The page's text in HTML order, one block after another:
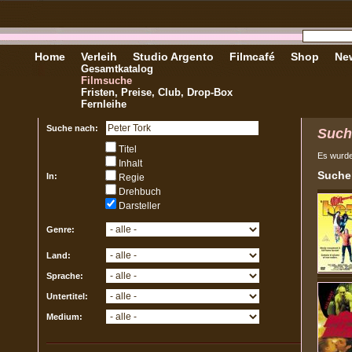
Home Verleih
Gesamtkatalog
Filmsuche
Fristen, Preise, Club, Drop-Box
Fernleihe
Studio Argento Filmcafé Shop
Suche nach:
In:
Titel
Inhalt
Regie
Drehbuch
Darsteller
Genre:
Land:
Sprache:
Untertitel:
Medium:
Es